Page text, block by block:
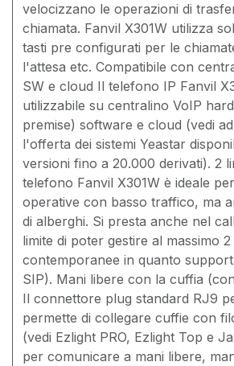
velocizzano le operazioni di
chiamata. Fanvil X301W utilizza
tasti pre configurati per le
l'attesa etc. Compatibile con
SW e cloud Il telefono IP Fanvil
utilizzabile su centralino VoIP
premise) software e cloud (vedi
l'offerta dei sistemi Yeastar
versioni fino a 20.000 derivati). 2
telefono Fanvil X301W è ideale
operative con basso traffico, ma
di alberghi. Si presta anche nel
limite di poter gestire al massimo
contemporanee in quanto
SIP). Mani libere con la cuffia
Il connettore plug standard RJ9
permette di collegare cuffie con
(vedi Ezlight PRO, Ezlight Top e
per comunicare a mani libere,